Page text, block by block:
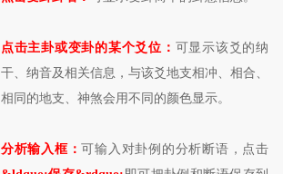
点击主卦或变卦的某个爻位： 可显示该爻的纳
干、纳音及相关信息，与该爻地支相冲、相合、
相同的地支、神煞会用不同的颜色显示。
分析输入框：可输入对卦例的分析断语，点击